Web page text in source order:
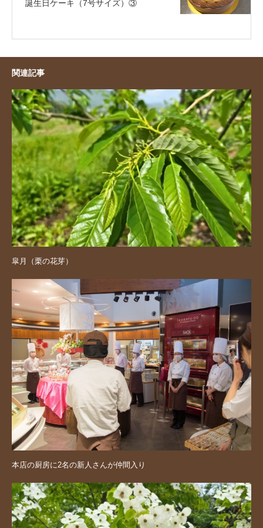
誕生日ケーキ（7号サイズ）③
関連記事
皐月（栗の花芽）
本店の厨房に2名の新人さんが仲間入り